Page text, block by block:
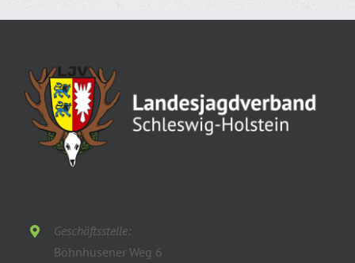
Geschäftsstelle:
Böhnhusener Weg 6